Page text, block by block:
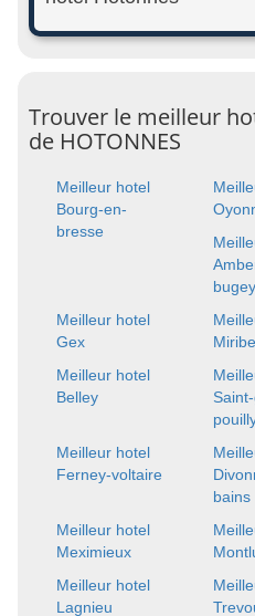
Trouver le meilleur
de HOTONNES
Meilleur hotel
Bourg-en-
bresse
bugey
Meilleur hotel
Gex
Meilleur hotel
Belley
Meilleur hotel
Ferney-voltaire
bains
Meilleur hotel
Meximieux
Meilleur hotel
Lagnieu